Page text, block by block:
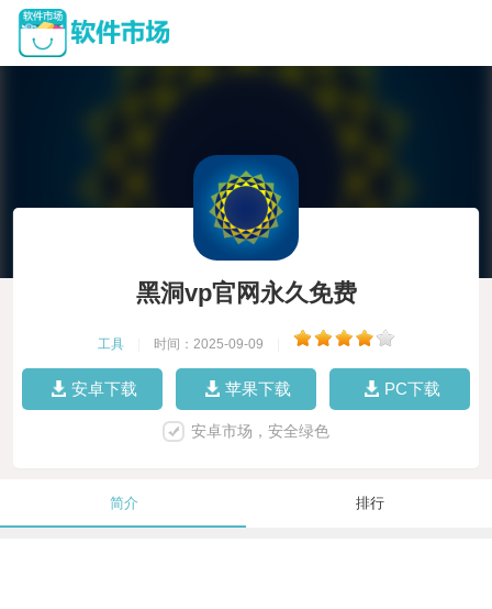
黑洞vp官网永久免费
工具 时间：2025-09-09
安卓下载 苹果下载 PC下载
安卓市场，安全绿色
简介 排行